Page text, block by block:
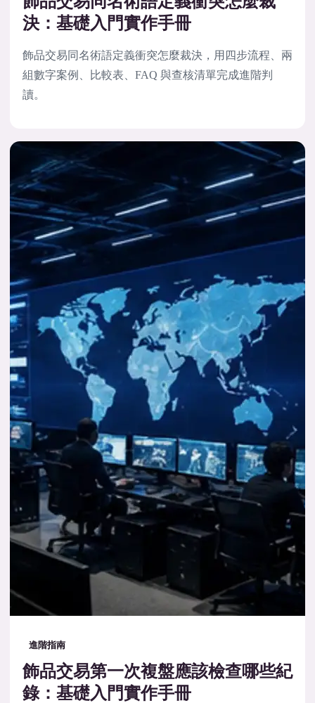
決：基礎入門實作手冊
飾品交易同名術語定義衝突怎麼裁決，用四步流程、兩
組數字案例、比較表、FAQ 與查核清單完成進階判
讀。
進階指南
飾品交易第一次複盤應該檢查哪些紀
錄：基礎入門實作手冊